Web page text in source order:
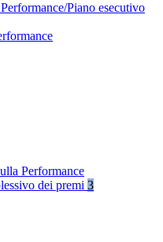
Piano esecutivo
Performance
dei premi 3